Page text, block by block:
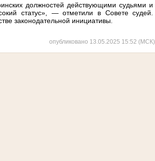
должностей действующими судьями и
статус», — отметили в Совете судей.
законодательной инициативы.
опубликовано 13.05.2025 15:52 (МСК)